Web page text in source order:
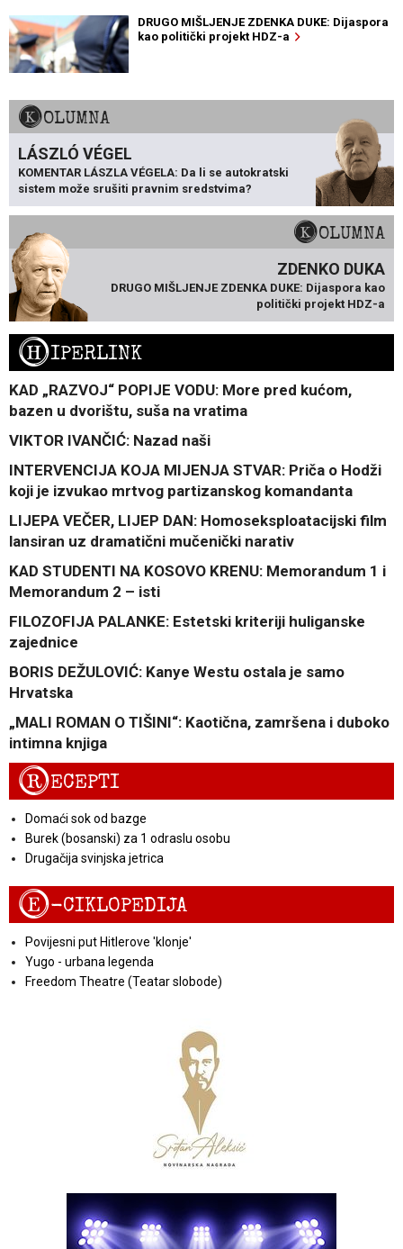
DRUGO MIŠLJENJE ZDENKA DUKE: Dijaspora
kao politički projekt HDZ-a
KOLUMNA
LÁSZLÓ VÉGEL
KOMENTAR LÁSZLA VÉGELA: Da li se autokratski
sistem može srušiti pravnim sredstvima?
KOLUMNA
ZDENKO DUKA
DRUGO MIŠLJENJE ZDENKA DUKE: Dijaspora kao
politički projekt HDZ-a
HIPERLINK
KAD „RAZVOJ“ POPIJE VODU: More pred kućom,
bazen u dvorištu, suša na vratima
VIKTOR IVANČIĆ: Nazad naši
INTERVENCIJA KOJA MIJENJA STVAR: Priča o Hodži
koji je izvukao mrtvog partizanskog komandanta
LIJEPA VEČER, LIJEP DAN: Homoseksploatacijski film
lansiran uz dramatični mučenički narativ
KAD STUDENTI NA KOSOVO KRENU: Memorandum 1 i
Memorandum 2 – isti
FILOZOFIJA PALANKE: Estetski kriteriji huliganske
zajednice
BORIS DEŽULOVIĆ: Kanye Westu ostala je samo
Hrvatska
„MALI ROMAN O TIŠINI“: Kaotična, zamršena i duboko
intimna knjiga
RECEPTI
Domaći sok od bazge
Burek (bosanski) za 1 odraslu osobu
Drugačija svinjska jetrica
E-CIKLOPEDIJA
Povijesni put Hitlerove 'klonje'
Yugo - urbana legenda
Freedom Theatre (Teatar slobode)